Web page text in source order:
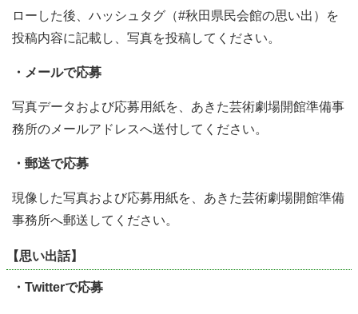
ローした後、ハッシュタグ（#秋田県民会館の思い出）を
投稿内容に記載し、写真を投稿してください。
・メールで応募
写真データおよび応募用紙を、あきた芸術劇場開館準備事
務所のメールアドレスへ送付してください。
・郵送で応募
現像した写真および応募用紙を、あきた芸術劇場開館準備
事務所へ郵送してください。
【思い出話】
・Twitterで応募